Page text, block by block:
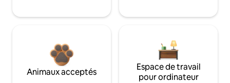
Animaux acceptés
Espace de travail
pour ordinateur